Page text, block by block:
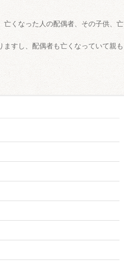
くなった人の配偶者、その子供、亡
すし、配偶者も亡くなっていて親も